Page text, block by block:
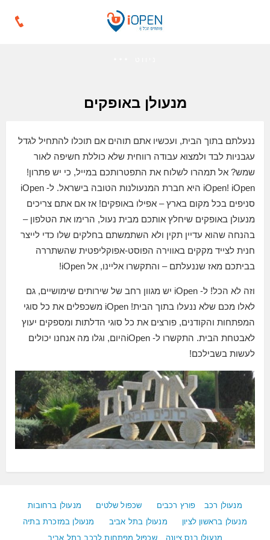
מנעולן באופקים
ננעלתם בתוך הבית, ועכשיו אתם תוהים אם תוכלו להתחיל לגדל
עגבניות לבד ולמצוא עבודה רווחית שלא כוללת חשיפה לאור
שמש? אל תמהרו לשלוח את התפטרותכם במייל, כי יש פתרון!
iOpen! iOpen היא חברת המנעולנות הטובה בישראל. ל- iOpen
סניפים בכל מקום בארץ – אפילו באופקים! אז אם אתם צריכים
מנעולן באופקים שיחלץ אותכם מבית נעול, הרימו את הטלפון –
בהנחה שהוא עדיין תקין ולא השתמשתם בחלקים שלו כדי לייצר
חנית לצייד מקקים באווירה הפוסט-אפוקליפטית שהשתררה
בביתכם מאז שננעלתם – והתקשרו אליינו, אל iOpen!
וזה לא הכל! ל- iOpen יש מגוון רחב של שירותים שימושיים, גם
לאלו מכם שלא ננעלו בתוך הבית! iOpen משכפלים את כל סוגי
המפתחות והקודנים, פורצים את כל סוגי הדלתות ומספקים יעוץ
לאבטחת הבית. התקשרו ל- iOpenהיום, וגלו מה אנחנו יכולים
לעשות בשבילכם!
מנעולן רכב פורץ רכבים שכפול שלטים
מנעולן ברחובות
מנעולן בראשון לציון
מנעולן בתל אביב
מנעולן במזכרת בתיה
מנעולן בנס ציונה
שכפול מפתחות לרכב בתל אביב